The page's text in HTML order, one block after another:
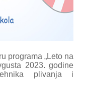
programa „Leto na
2023. godine
plivanja i